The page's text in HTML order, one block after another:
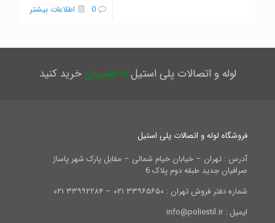
0 اطلاعات بیشتر
لوله و اتصالات پلی استیل با اطمینانخرید کنید
فروشگاه لوله و اتصالات پلی استیل
آدرس : تهران – خیابان خیام شمالی – مقابل پارک شهر پاساژ
صرافیان جدید طبقه دوم پلاک 6
شماره دفتر فروش تهران : ۳۳۹۶۵۶۵۰ ۰۲۱ – ۳۳۹۹۲۲۸۴ ۰۲۱
ایمیل : info@poliestil.ir